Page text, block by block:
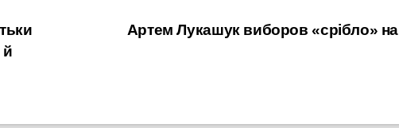
Артем Лукашук виборов «срібло»
й